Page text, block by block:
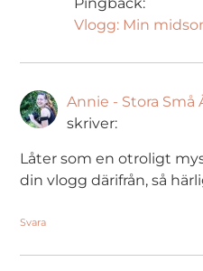
Vlogg: Min
Annie - Stora Små
skriver:
Låter som en otroligt
din vlogg därifrån, så
Svara